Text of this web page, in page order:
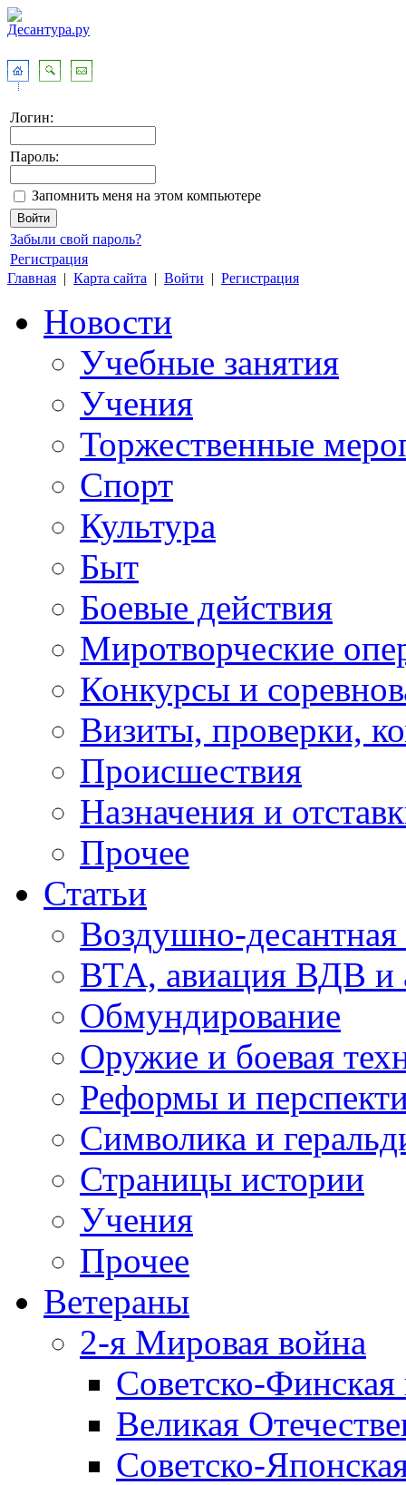
Логин:
Пароль:
Запомнить меня на этом компьютере
Забыли свой пароль?
Регистрация
Главная | Карта сайта | Войти | Регистрация
Новости
Учебные занятия
Учения
Торжественные
Спорт
Культура
Быт
Боевые действия
Миротворческие
Конкурсы и
Визиты, проверки,
Происшествия
Назначения и
Прочее
Статьи
Воздушно-десантная
ВТА, авиация ВДВ и
Обмундирование
Оружие и боевая
Реформы и
Символика и
Страницы истории
Учения
Прочее
Ветераны
2-я Мировая война
Советско-
Великая
Советско-